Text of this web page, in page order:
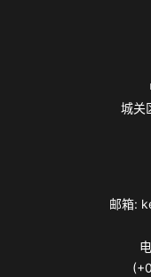
城关
邮箱: